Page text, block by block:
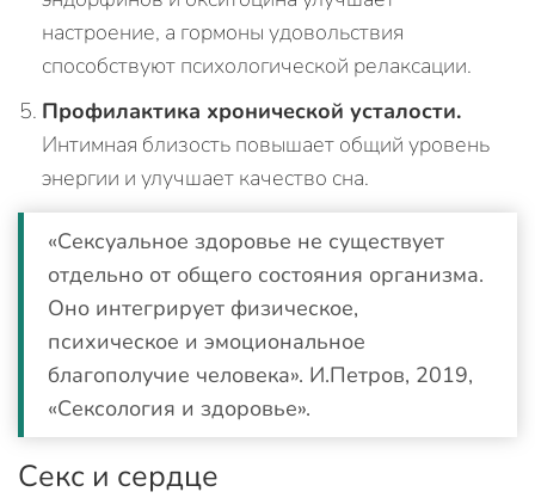
настроение, а гормоны удовольствия
способствуют психологической релаксации.
Профилактика хронической усталости.
Интимная близость повышает общий уровень
энергии и улучшает качество сна.
«Сексуальное здоровье не существует
отдельно от общего состояния организма.
Оно интегрирует физическое,
психическое и эмоциональное
благополучие человека». И.Петров, 2019,
«Сексология и здоровье».
Секс и сердце